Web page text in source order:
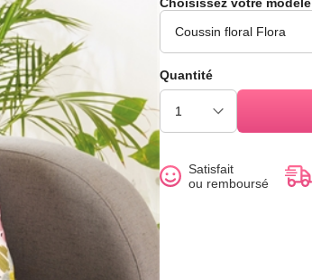
Quantité
Satisfait
ou remboursé